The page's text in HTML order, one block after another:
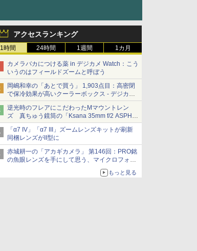
アクセスランキング
1時間 24時間 1週間 1カ月
カメラバカにつける薬 in デジカメ Watch：こう
いうのはフィールドズームと呼ぼう
岡嶋和幸の「あとで買う」 1,903点目：高密閉
で保冷効果が高いクーラーボックス - デジカメ
Watch
逆光時のフレアにこだわったMマウントレン
ズ 真ちゅう鏡筒の「Ksana 35mm f/2 ASPH.
シルバークローム」
「α7 IV」「α7 III」ズームレンズキットが刷新
同梱レンズがII型に
赤城耕一の「アカギカメラ」 第146回：PRO銘
の魚眼レンズを手にして思う、マイクロフォー
もっと見る